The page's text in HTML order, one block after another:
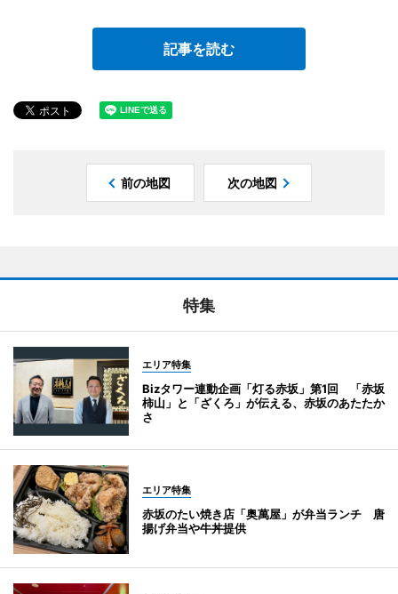
記事を読む
前の地図 次の地図
特集
エリア特集
Bizタワー連動企画「灯る赤坂」第1回 「赤坂
柿山」と「ざくろ」が伝える、赤坂のあたたか
さ
エリア特集
赤坂のたい焼き店「奥萬屋」が弁当ランチ 唐
揚げ弁当や牛丼提供